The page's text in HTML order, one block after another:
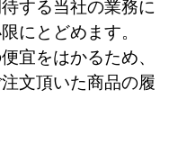
する当社の業務に
にとどめます。
宜をはかるため、
文頂いた商品の履